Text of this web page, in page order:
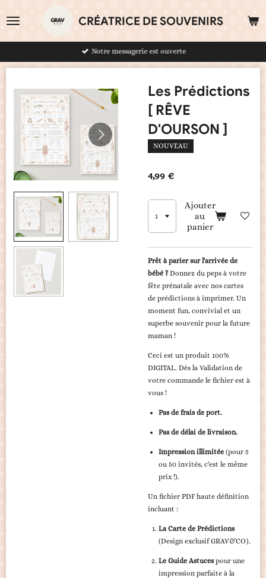
au
CRÉATRICE DE SOUVENIRS
Notre messagerie est ouverte
Les Prédictions
[ RÊVE
D'OURSON ]
NOUVEAU
4,99 €
Ajouter
au
panier
Prêt à parier sur l'arrivée de
bébé ? Donnez du peps à votre
fête prénatale avec nos cartes
de prédictions à imprimer. Un
moment fun, convivial et un
superbe souvenir pour la future
maman !
Ceci est un produit 100%
DIGITAL. Dès la Validation de
votre commande le fichier est à
vous !
Pas de frais de port.
Pas de délai de livraison.
Impression illimitée (pour 5
ou 50 invités, c'est le même
prix !).
Un fichier PDF haute définition
incluant :
La Carte de Prédictions
(Design exclusif GRAV&CO).
Le Guide Astucespour une
impression parfaite à la